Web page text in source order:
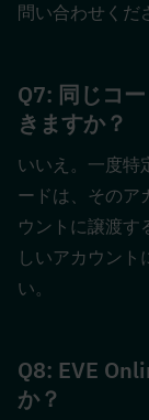
問い合わせくだ
Q7: 同じコ
きますか？
いいえ。一度特
ードは、そのア
ウントに譲渡す
しいアカウント
い。
Q8: EVE
か？